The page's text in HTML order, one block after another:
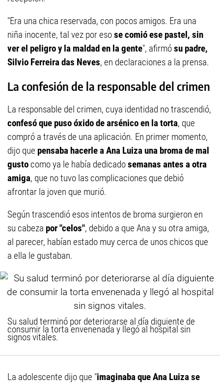
"Era una chica reservada, con pocos amigos. Era una
niña inocente, tal vez por esose comió ese pastel, sin
ver el peligro y la maldad en la gente", afirmósu padre,
Silvio Ferreira das Neves, en declaraciones a la prensa.
La confesión de la responsable del crimen
La responsable del crimen, cuya identidad no trascendió,
confesó que puso óxido de arsénico en la torta, que
compró a través de una aplicación. En primer momento,
dijo que pensaba hacerle a Ana Luiza una broma de mal
gusto como ya le había dedicadosemanas antes a otra
amiga, que no tuvo las complicaciones que debió
afrontar la joven que murió.
Según trascendió esos intentos de broma surgieron en
su cabeza por "celos", debido a que Ana y su otra amiga,
al parecer, habían estado muy cerca de unos chicos que
a ella le gustaban.
Su salud terminó por deteriorarse al día diguiente de
consumir la torta envenenada y llegó al hospital sin
signos vitales.
La adolescente dijo que "imaginaba que Ana Luiza se